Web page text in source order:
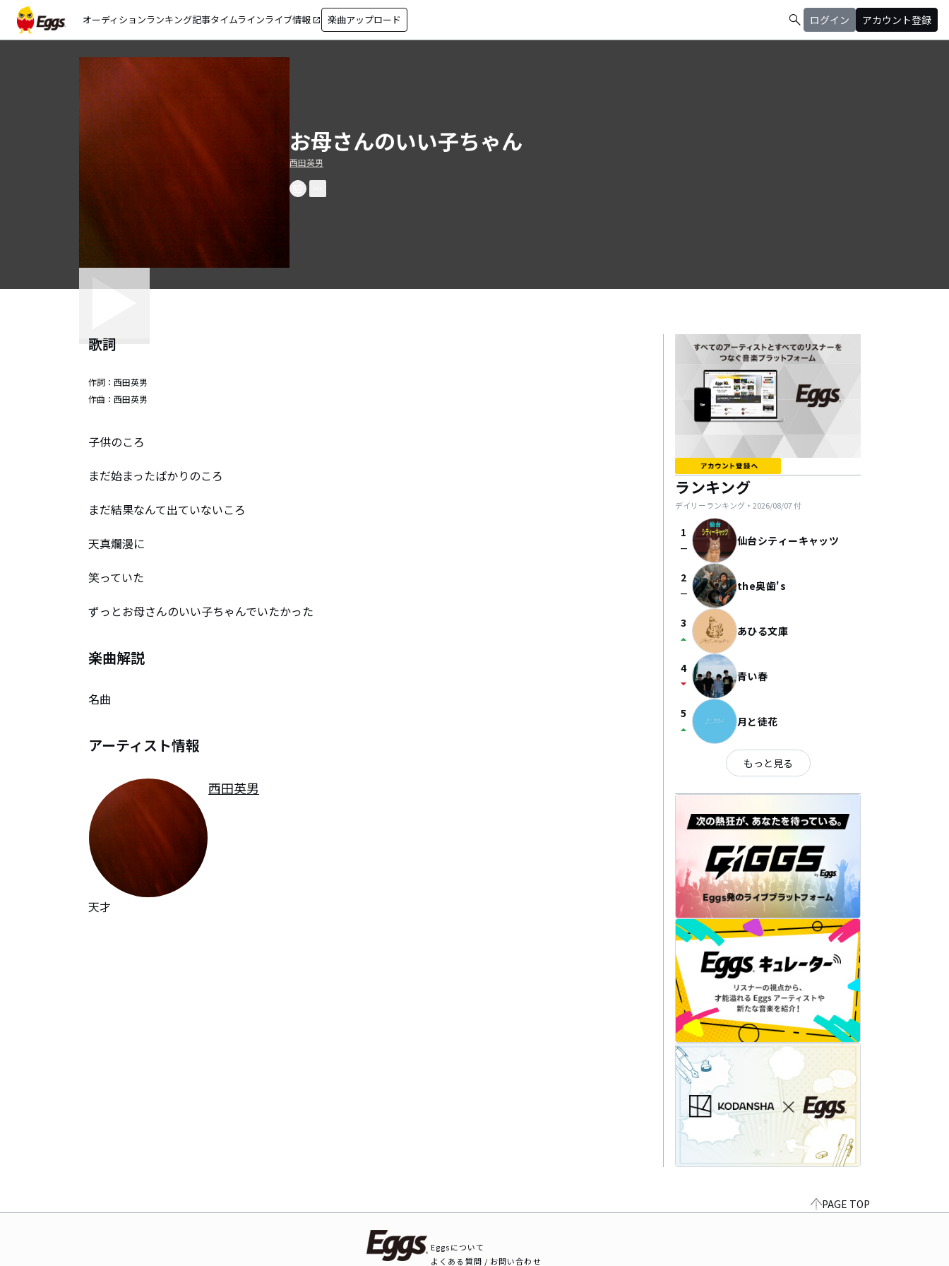
オーディションランキング記事タイムラインライブ情報 open_in_new 楽曲アップロード search ログイン アカウント登録
お母さんのいい子ちゃん
西田英男
歌詞
作詞： 西田英男
作曲： 西田英男
子供のころ
まだ始まったばかりのころ
まだ結果なんて出ていないころ
天真爛漫に
笑っていた
ずっとお母さんのいい子ちゃんでいたかった
楽曲解説
名曲
アーティスト情報
西田英男
天才
ランキング
デイリーランキング・ 2026/08/07付
1
check_indeterminate_small 仙台シティーキャッツ
2
check_indeterminate_small the奥歯's
3
arrow_drop_up あひる文庫
4
arrow_drop_down 青い春
5
arrow_drop_up 月と徒花
もっと見る
PAGE TOP
Eggsについて
よくある質問 / お問い合わせ